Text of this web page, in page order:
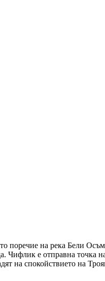
поречие на река Бели
Чифлик е отправна
на спокойствието на